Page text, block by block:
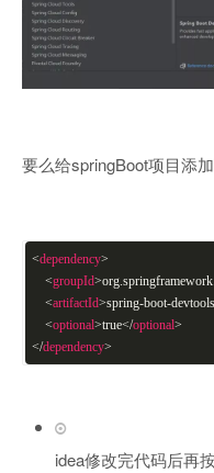
要么给springBoot项目添
<dependency>
<groupId>
<artifactId>spring-boot-devtools
<optional>true</optional>
</dependency>
idea修改完代码后再